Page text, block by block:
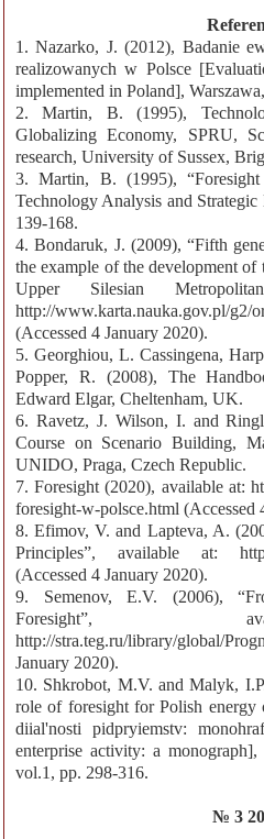
1. Nazarko, J. (2012), Badanie
realizowanych w Polsce
implemented in Poland],
2. Martin, B. (1995),
Globalіzіng Economy, SPRU,
research, Unіversіty of Sussex,
3. Martin, B. (1995),
Technology Analysis and
139-168.
4. Bondaruk, J. (2009), “Fifth
the example of the development of
Upper Silesian
http://www.karta.nauka.gov.pl/g2/
(Accessed 4 January 2020).
5. Georghiou, L. Cassingena,
Popper, R. (2008), The
Edward Elgar, Cheltenham, UK.
6. Ravetz, J. Wilson, I. and
Course on Scenario Building,
UNIDO, Praga, Czech Republic.
7. Foresight (2020), available at:
foresight-w-polsce.html (Accessed
8. Efimov, V. and Lapteva, A.
Principles”, available at: http://
(Accessed 4 January 2020).
9. Semenov, E.V. (2006),
Foresight”,
http://stra.teg.ru/library/global/
January 2020).
10. Shkrobot, M.V. and Malyk,
role of foresight for Polish energy
diial'nosti pidpryiemstv:
enterprise activity: a
vol.1, pp. 298-316.
№ 3